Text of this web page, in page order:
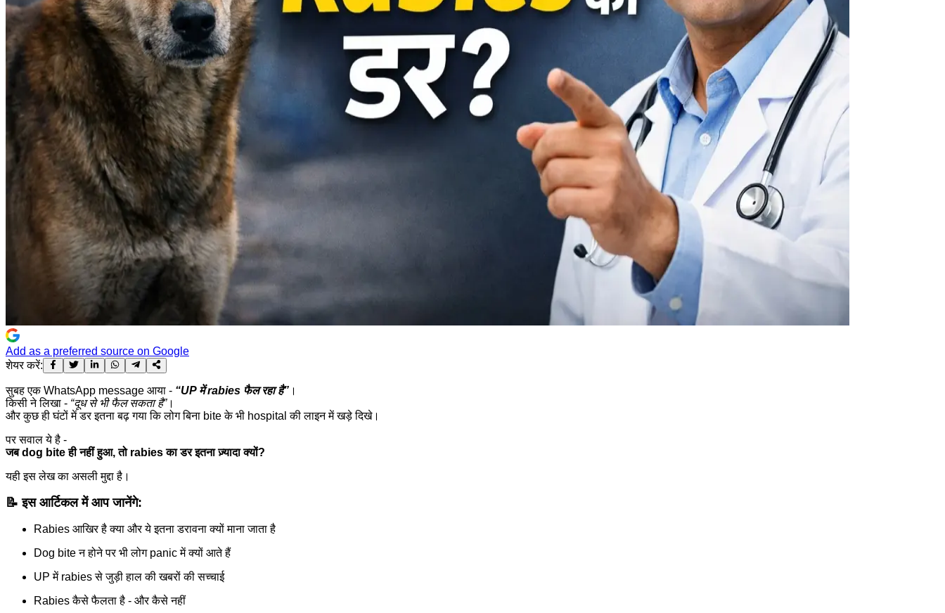
Add as a preferred source on Google
शेयर करें:
सुबह एक WhatsApp message आया - “UP में rabies फैल रहा है” ।
किसी ने लिखा - “दूध से भी फैल सकता है”।
और कुछ ही घंटों में डर इतना बढ़ गया कि लोग बिना bite के भी hospital की लाइन में खड़े दिखे।
पर सवाल ये है -
जब dog bite ही नहीं हुआ, तो rabies का डर इतना ज़्यादा क्यों?
यही इस लेख का असली मुद्दा है।
📝इस आर्टिकल में आप जानेंगे:
Rabies आखिर है क्या और ये इतना डरावना क्यों माना जाता है
Dog bite न होने पर भी लोग panic में क्यों आते हैं
UP में rabies से जुड़ी हाल की खबरों की सच्चाई
Rabies कैसे फैलता है - और कैसे नहीं